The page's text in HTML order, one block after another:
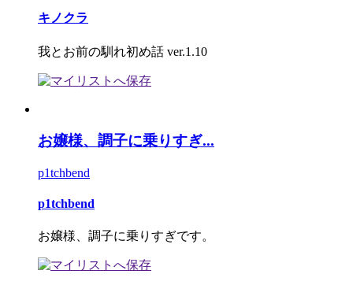
キノクラ
我とお前の馴れ初め話 ver.1.10
お嬢様、調子に乗りすぎ...
p1tchbend
p1tchbend
お嬢様、調子に乗りすぎです。